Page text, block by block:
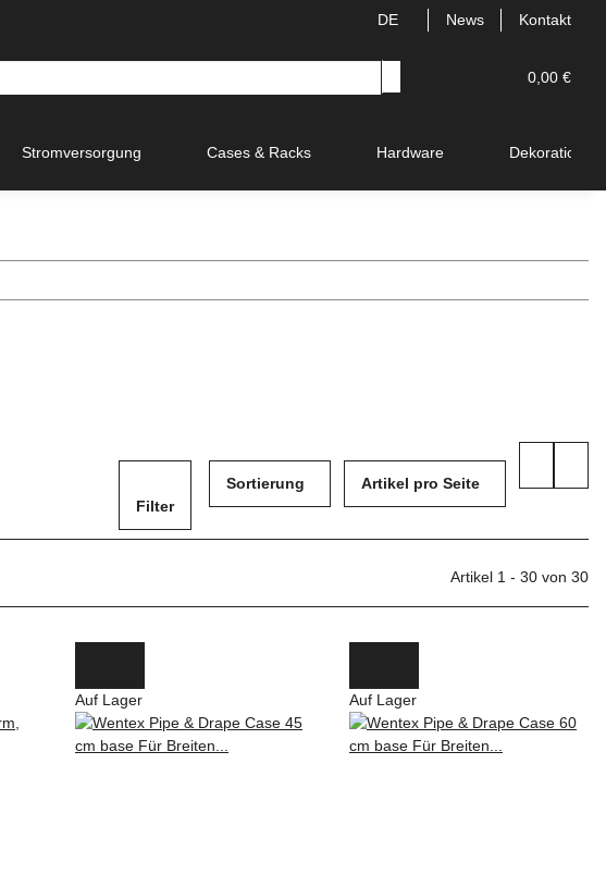
DE News Kontakt
0,00 €
Stromversorgung Cases & Racks Hardware Dekoration
Filter
Sortierung Artikel pro Seite
Artikel 1 - 30 von 30
Auf Lager Auf Lager